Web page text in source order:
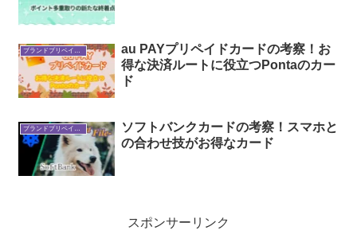
ブランドプリペイドカード
au PAYプリペイドカードの考察！お
得な決済ルートに役立つPontaのカー
ド
ソフトバンクカードの考察！スマホと
の合わせ技がお得なカード
スポンサーリンク